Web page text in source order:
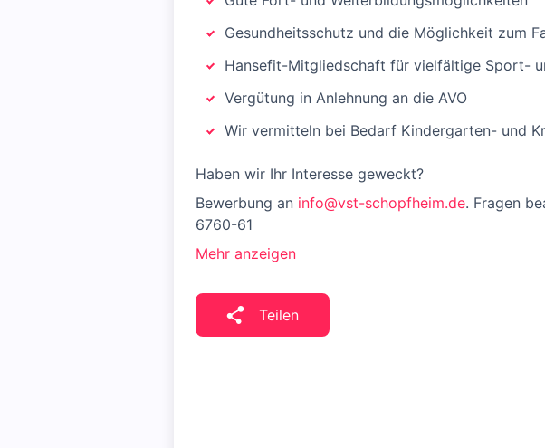
Gesundheitsschutz und die Möglichkeit zum
Hansefit-Mitgliedschaft für vielfältige Sport-
Vergütung in Anlehnung an die AVO
Wir vermitteln bei Bedarf Kindergarten- und
Haben wir Ihr Interesse geweckt?
Bewerbung an info@vst-schopfheim.de. Fragen
6760-61
Mehr anzeigen
Teilen